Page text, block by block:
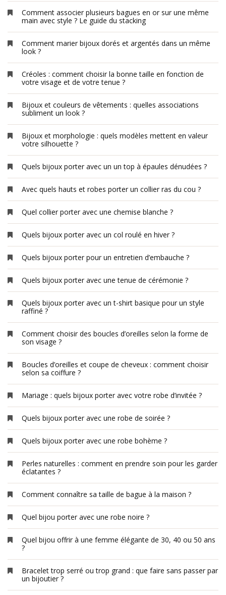
Comment associer plusieurs bagues en or sur une même
main avec style ? Le guide du stacking
Comment marier bijoux dorés et argentés dans un même
look ?
Créoles : comment choisir la bonne taille en fonction de
votre visage et de votre tenue ?
Bijoux et couleurs de vêtements : quelles associations
subliment un look ?
Bijoux et morphologie : quels modèles mettent en valeur
votre silhouette ?
Quels bijoux porter avec un un top à épaules dénudées ?
Avec quels hauts et robes porter un collier ras du cou ?
Quel collier porter avec une chemise blanche ?
Quels bijoux porter avec un col roulé en hiver ?
Quels bijoux porter pour un entretien d’embauche ?
Quels bijoux porter avec une tenue de cérémonie ?
Quels bijoux porter avec un t-shirt basique pour un style
raffiné ?
Comment choisir des boucles d’oreilles selon la forme de
son visage ?
Boucles d’oreilles et coupe de cheveux : comment choisir
selon sa coiffure ?
Mariage : quels bijoux porter avec votre robe d’invitée ?
Quels bijoux porter avec une robe de soirée ?
Quels bijoux porter avec une robe bohème ?
Perles naturelles : comment en prendre soin pour les garder
éclatantes ?
Comment connaître sa taille de bague à la maison ?
Quel bijou porter avec une robe noire ?
Quel bijou offrir à une femme élégante de 30, 40 ou 50 ans
?
Bracelet trop serré ou trop grand : que faire sans passer par
un bijoutier ?